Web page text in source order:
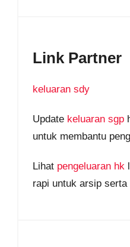
Link Partner
keluaran sdy
Update keluaran sgp
untuk membantu
Lihat pengeluaran hk
rapi untuk arsip